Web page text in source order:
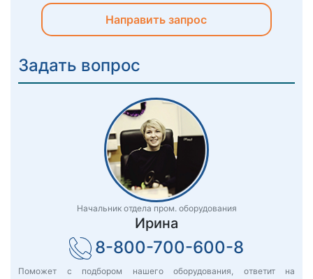
Направить запрос
Задать вопрос
Начальник отдела пром. оборудования
Ирина
8-800-700-600-8
Поможет с подбором нашего оборудования, ответит на